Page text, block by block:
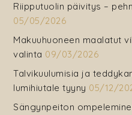
Riipputuolin päivitys –
05/05/2026
Makuuhuoneen maalatut
valinta 09/03/2026
Talvikuulumisia ja
lumihiutale tyyny 05/12/
Sängynpeiton